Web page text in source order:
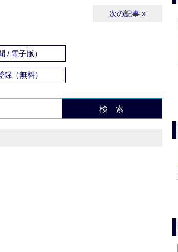
次の記事 »
/ 電子版）
（無料）
検 索